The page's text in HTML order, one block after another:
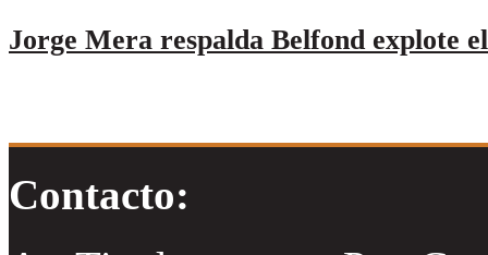
Jorge Mera respalda Belfond explote
Contacto: